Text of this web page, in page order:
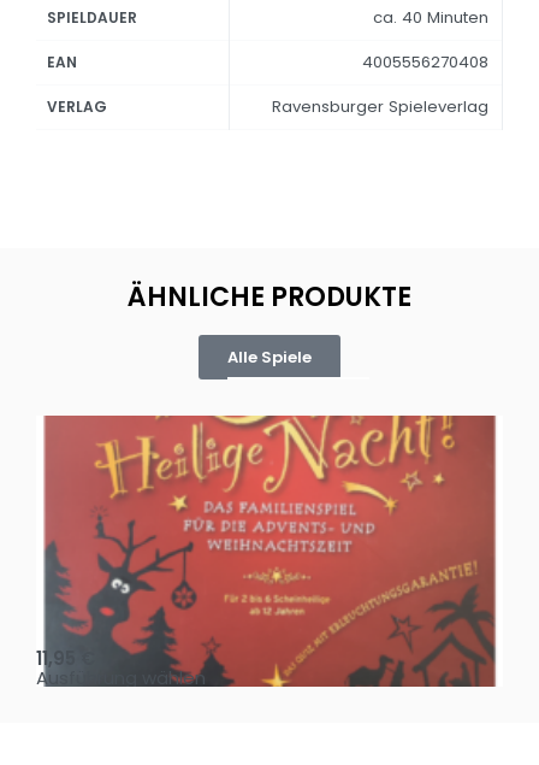
SPIELDAUER ca. 40 Minuten
EAN 4005556270408
VERLAG Ravensburger Spieleverlag
ÄHNLICHE PRODUKTE
Alle Spiele
Oh, heilige Nacht!
11,95
Ausführung wählen